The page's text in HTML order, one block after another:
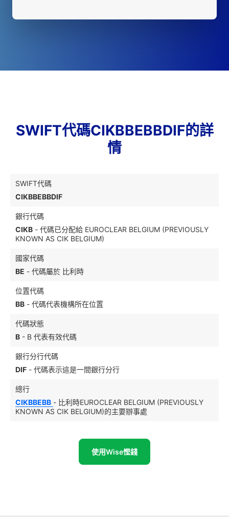
SWIFT代碼CIKBBEBBDIF的詳
情
SWIFT代碼
CIKBBEBBDIF
銀行代碼
CIKB - 代碼已分配給 EUROCLEAR BELGIUM (PREVIOUSLY
KNOWN AS CIK BELGIUM)
國家代碼
BE - 代碼屬於 比利時
位置代碼
BB - 代碼代表機構所在位置
代碼狀態
B - B 代表有效代碼
銀行分行代碼
DIF - 代碼表示這是一間銀行分行
總行
CIKBBEBB - 比利時EUROCLEAR BELGIUM (PREVIOUSLY
KNOWN AS CIK BELGIUM)的主要辦事處
使用Wise慳錢